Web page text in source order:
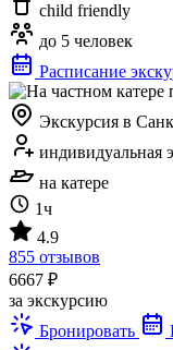
child friendly
до 5 человек
Расписание
Экскурсия в
индивидуальная
на катере
1ч
4.9
855 отзывов
6667 ₽
за экскурсию
Бронировать